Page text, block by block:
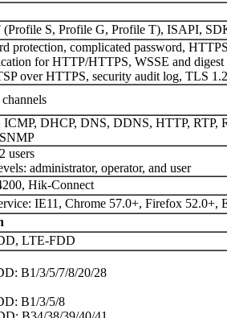
S, Profile G, Profile T), ISAPI,
protection, complicated password,
for HTTP/HTTPS, WSSE and
over HTTPS, security audit log, TLS
ICMP, DHCP, DNS, DDNS, HTTP, RTP,
users
administrator, operator, and user
Hik-Connect
IE11, Chrome 57.0+, Firefox 52.0+,
LTE-FDD
B1/3/5/7/8/20/28
B1/3/5/8